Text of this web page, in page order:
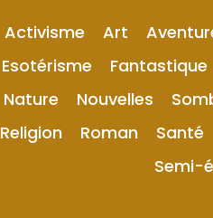
Activisme Art
Esotérisme
Fantastique
Nature
Nouvelles
Religion
Roman Santé
Semi-